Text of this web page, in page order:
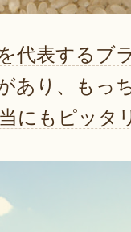
代表するブ
あり、もっ
にもピッタ